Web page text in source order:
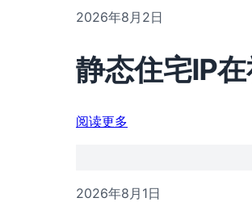
2026年8月2日
静态住宅IP
阅读更多
2026年8月1日